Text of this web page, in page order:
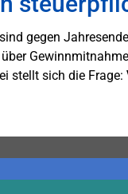
gegen
stellt sich die Frage: